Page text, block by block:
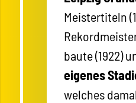
Meistertiteln
baute (1922)
eigenes
welches